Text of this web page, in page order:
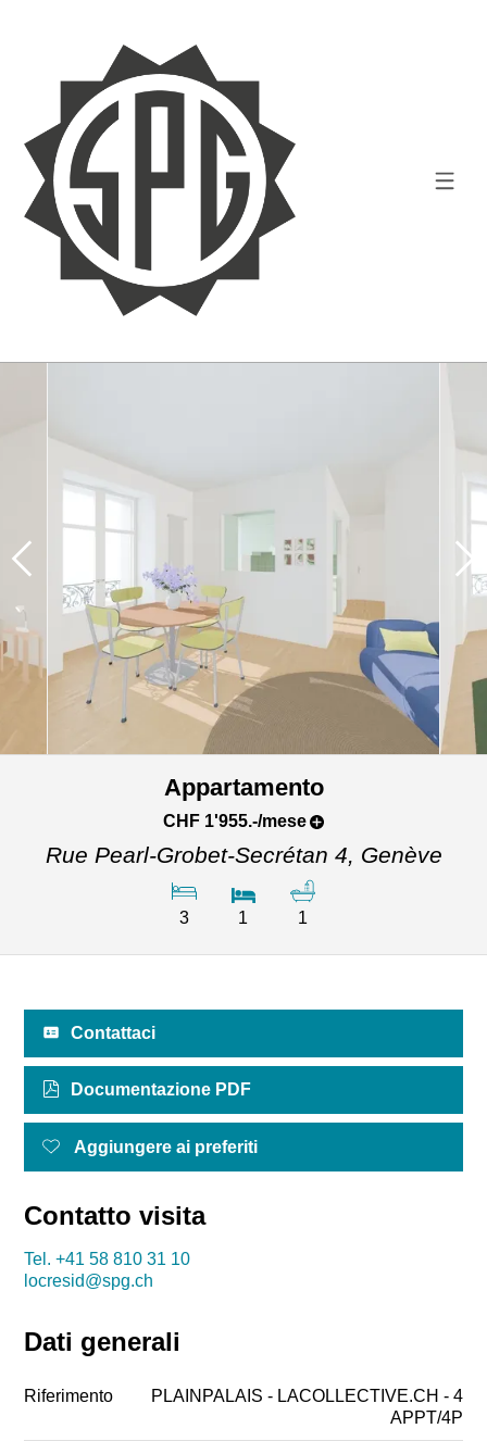
Appartamento
CHF 1'955.-/mese
Rue Pearl-Grobet-Secrétan 4, Genève
3 1 1
Contattaci
Documentazione PDF
Aggiungere ai preferiti
Contatto visita
Tel.+41 58 810 31 10
locresid@spg.ch
Dati generali
Riferimento
PLAINPALAIS - LACOLLECTIVE.CH - 4
APPT/4P